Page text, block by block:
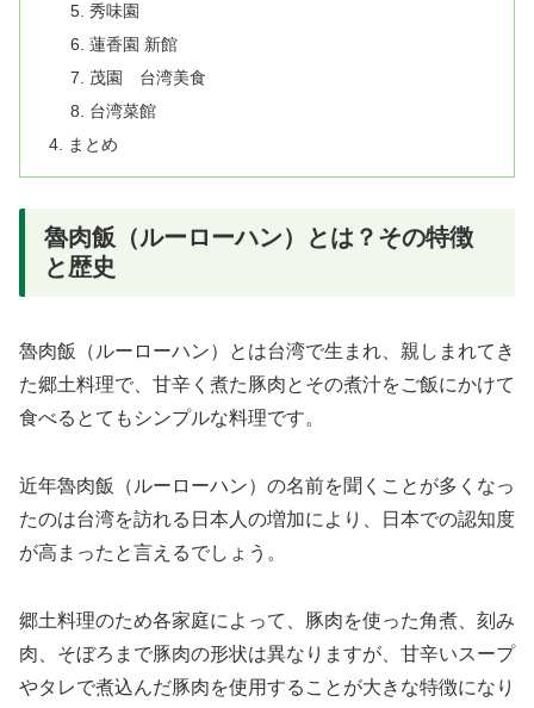
秀味園
蓮香園 新館
茂園 台湾美食
台湾菜館
まとめ
魯肉飯（ルーローハン）とは？その特徴
と歴史
魯肉飯（ルーローハン）とは台湾で生まれ、親しまれてき
た郷土料理で、甘辛く煮た豚肉とその煮汁をご飯にかけて
食べるとてもシンプルな料理です。
近年魯肉飯（ルーローハン）の名前を聞くことが多くなっ
たのは台湾を訪れる日本人の増加により、日本での認知度
が高まったと言えるでしょう。
郷土料理のため各家庭によって、豚肉を使った角煮、刻み
肉、そぼろまで豚肉の形状は異なりますが、甘辛いスープ
やタレで煮込んだ豚肉を使用することが大きな特徴になり